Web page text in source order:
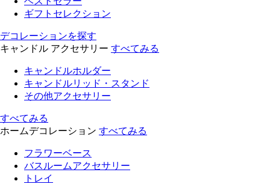
ギフトセレクション
デコレーションを探す
キャンドル アクセサリー すべてみる
キャンドルホルダー
キャンドルリッド・スタンド
その他アクセサリー
すべてみる
ホームデコレーション すべてみる
フラワーベース
バスルームアクセサリー
トレイ